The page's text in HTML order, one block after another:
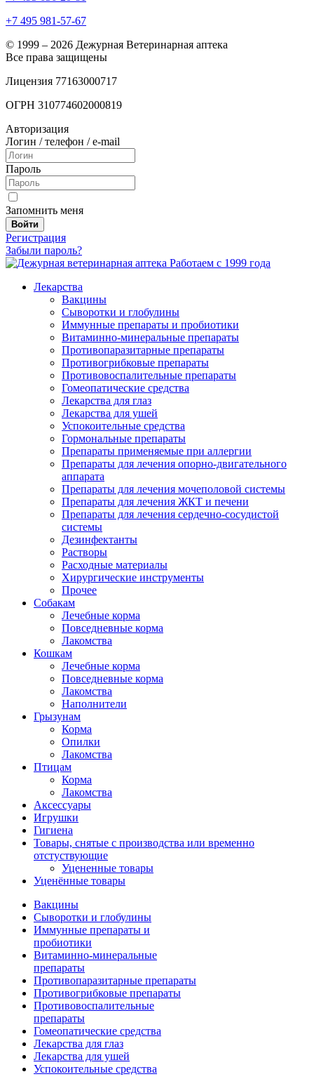
+7 495 981-57-67
© 1999 – 2026 Дежурная Ветеринарная аптека
Все права защищены
Лицензия 77163000717
ОГРН 310774602000819
Авторизация
Логин / телефон / e-mail
Пароль
Запомнить меня
Войти
Регистрация
Забыли пароль?
Работаем с 1999 года
Лекарства
Вакцины
Сыворотки и глобулины
Иммунные препараты и пробиотики
Витаминно-минеральные препараты
Противопаразитарные препараты
Противогрибковые препараты
Противовоспалительные препараты
Гомеопатические средства
Лекарства для глаз
Лекарства для ушей
Успокоительные средства
Гормональные препараты
Препараты применяемые при аллергии
Препараты для лечения опорно-двигательного
аппарата
Препараты для лечения мочеполовой системы
Препараты для лечения ЖКТ и печени
Препараты для лечения сердечно-сосудистой
системы
Дезинфектанты
Растворы
Расходные материалы
Хирургические инструменты
Прочее
Собакам
Лечебные корма
Повседневные корма
Лакомства
Кошкам
Лечебные корма
Повседневные корма
Лакомства
Наполнители
Грызунам
Корма
Опилки
Лакомства
Птицам
Корма
Лакомства
Аксессуары
Игрушки
Гигиена
Товары, снятые с производства или временно
отстуствующие
Уцененные товары
Уценённые товары
Вакцины
Сыворотки и глобулины
Иммунные препараты и
пробиотики
Витаминно-минеральные
препараты
Противопаразитарные препараты
Противогрибковые препараты
Противовоспалительные
препараты
Гомеопатические средства
Лекарства для глаз
Лекарства для ушей
Успокоительные средства